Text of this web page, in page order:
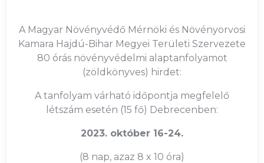
A Magyar Növényvédő Mérnöki és Növényorvosi
Kamara Hajdú-Bihar Megyei Területi Szervezete
80 órás növényvédelmi alaptanfolyamot
(zöldkönyves) hirdet:
A tanfolyam várható időpontja megfelelő
létszám esetén (15 fő) Debrecenben:
2023. október 16-24.
(8 nap, azaz 8 x 10 óra)